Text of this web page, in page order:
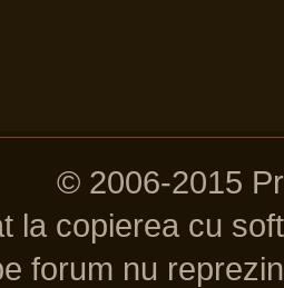
© 2006-2015
la copierea cu
forum nu